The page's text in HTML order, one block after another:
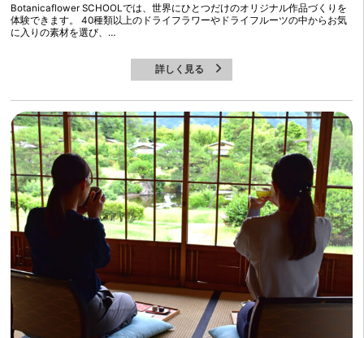
Botanicaflower SCHOOLでは、世界にひとつだけのオリジナル作品づくりを
体験できます。 40種類以上のドライフラワーやドライフルーツの中からお気
に入りの素材を選び、…
詳しく見る